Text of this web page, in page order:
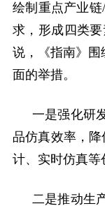
绘制重点产业
求，形成四类
说，《指南》
面的举措。
一是强化研
品仿真效率，
计、实时仿真等
二是推动生